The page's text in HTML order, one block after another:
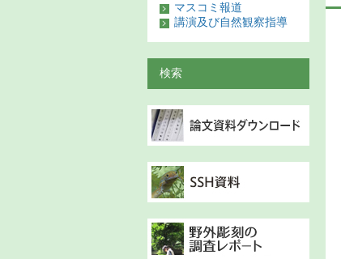
マスコミ報道
講演及び自然観察指導
検索